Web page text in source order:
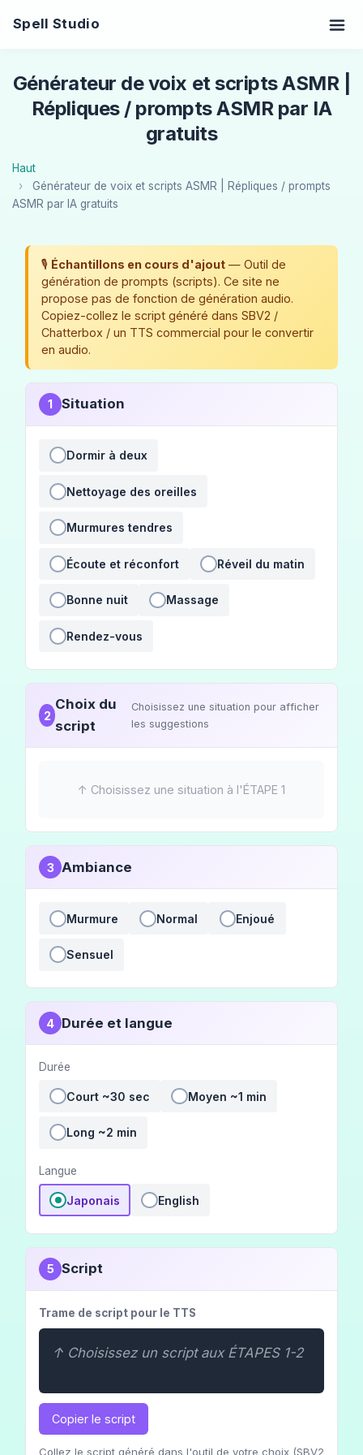
Spell Studio
Générateur de voix et scripts ASMR |
Répliques / prompts ASMR par IA
gratuits
Haut
Générateur de voix et scripts ASMR | Répliques / prompts
ASMR par IA gratuits
🎙️ Échantillons en cours d'ajout — Outil de
génération de prompts (scripts). Ce site ne
propose pas de fonction de génération audio.
Copiez-collez le script généré dans SBV2 /
Chatterbox / un TTS commercial pour le convertir
en audio.
1 Situation
Dormir à deux
Nettoyage des oreilles
Murmures tendres
Écoute et réconfort Réveil du matin
Bonne nuit Massage
Rendez-vous
2
Choix du
script
Choisissez une situation pour afficher
les suggestions
↑ Choisissez une situation à l'ÉTAPE 1
3 Ambiance
Murmure Normal Enjoué
Sensuel
4 Durée et langue
Durée
Court ~30 sec Moyen ~1 min
Long ~2 min
Langue
Japonais English
5 Script
Trame de script pour le TTS
↑ Choisissez un script aux ÉTAPES 1-2
Copier le script
Collez le script généré dans l'outil de votre choix (SBV2